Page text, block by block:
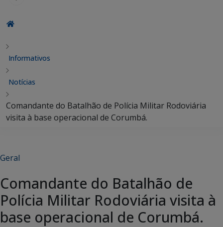
Informativos
Notícias
Comandante do Batalhão de Polícia Militar Rodoviária
visita à base operacional de Corumbá.
Geral
Comandante do Batalhão de
Polícia Militar Rodoviária visita à
base operacional de Corumbá.